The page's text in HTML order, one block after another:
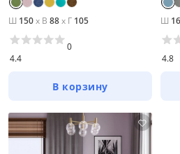
Ш 150x В 88x Г 105
4.4
0
В корзину
Ш
4.8